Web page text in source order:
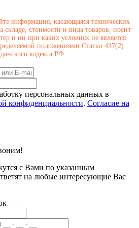
информация, касающаяся технических
складе, стоимости и вида товаров, носит
и ни при каких условиях не является
положениями Статьи 437(2)
кодекса РФ.
персональных данных в
конфиденциальности. Согласие на
с Вами по указанным
на любые интересующие Вас